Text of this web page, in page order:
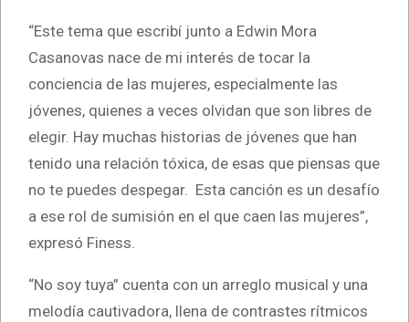
“Este tema que escribí junto a Edwin Mora
Casanovas nace de mi interés de tocar la
conciencia de las mujeres, especialmente las
jóvenes, quienes a veces olvidan que son libres de
elegir. Hay muchas historias de jóvenes que han
tenido una relación tóxica, de esas que piensas que
no te puedes despegar. Esta canción es un desafío
a ese rol de sumisión en el que caen las mujeres”,
expresó Finess.
“No soy tuya” cuenta con un arreglo musical y una
melodía cautivadora, llena de contrastes rítmicos